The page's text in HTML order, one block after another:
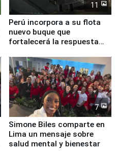
11
Perú incorpora a su flota
nuevo buque que
fortalecerá la respuesta
7
Simone Biles comparte en
Lima un mensaje sobre
salud mental y bienestar